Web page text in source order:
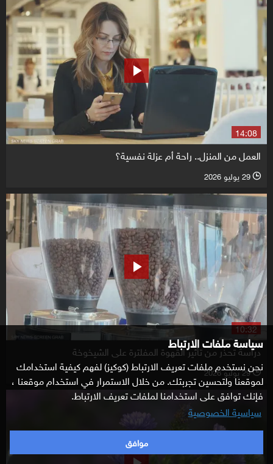
سياسة ملفات الارتباط
نحن نستخدم ملفات تعريف الارتباط (كوكيز) لفهم كيفية استخدامك
لموقعنا ولتحسين تجربتك. من خلال الاستمرار في استخدام موقعنا ،
فإنك توافق على استخدامنا لملفات تعريف الارتباط.
سياسية الخصوصية
موافق
14:08
العمل من المنزل.. راحة أم عزلة نفسية؟
l 29 يوليو 2026
10:32
دراسة تحذر من تأثير القهوة المفلترة على الشيخوخة
l 29 يوليو 2026